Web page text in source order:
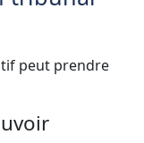
peut prendre